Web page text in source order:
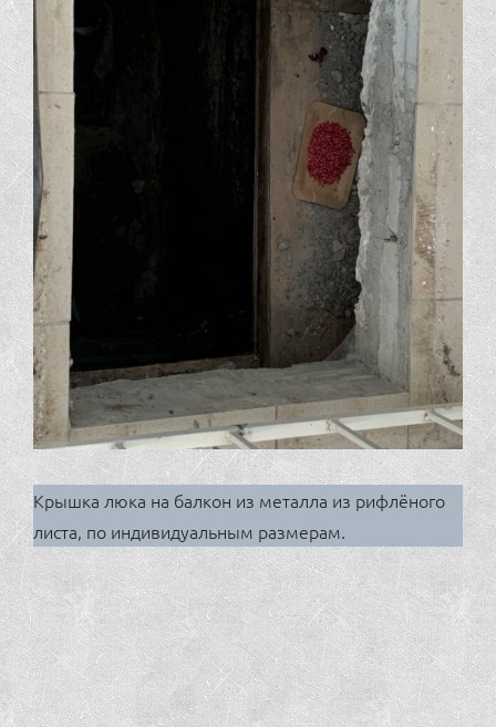
Крышка люка на балкон из металла из рифлёного
листа, по индивидуальным размерам.